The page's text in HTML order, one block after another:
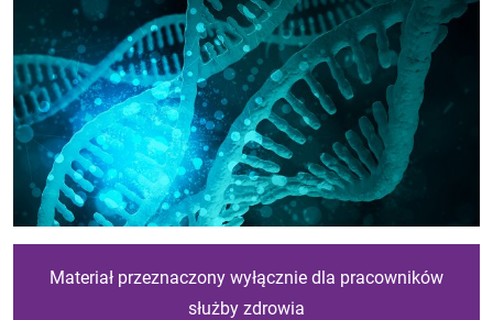
Materiał przeznaczony wyłącznie dla pracowników
służby zdrowia